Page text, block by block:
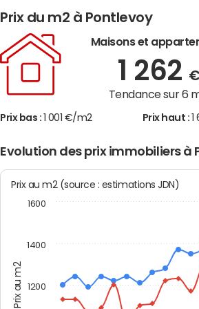
Prix du m2 à Pontlevoy
Maisons et
1 262
Tendance sur 6
Prix bas : 1 001 €/m2 Prix haut :
Evolution des prix immobiliers à
Prix au m2
Prix au m2 (source : estimations JDN)
1200
1400
1600